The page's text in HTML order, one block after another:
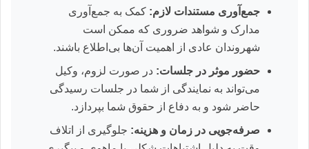
جمع‌آوری مستندات لازم: کمک به جمع‌آوری
مدارک و شواهد ضروری که ممکن است
شهروندان عادی از اهمیت آن‌ها بی‌اطلاع باشند.
حضور موثر در جلسات: در صورت لزوم، وکیل
می‌تواند به نمایندگی از شما در جلسات رسیدگی
حاضر شود و به دفاع از حقوق شما بپردازد.
صرفه‌جویی در زمان و هزینه: جلوگیری از اتلاف